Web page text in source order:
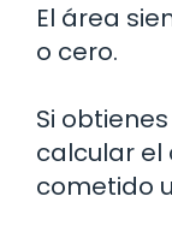
El área
o cero.
Si
calcular el
cometido